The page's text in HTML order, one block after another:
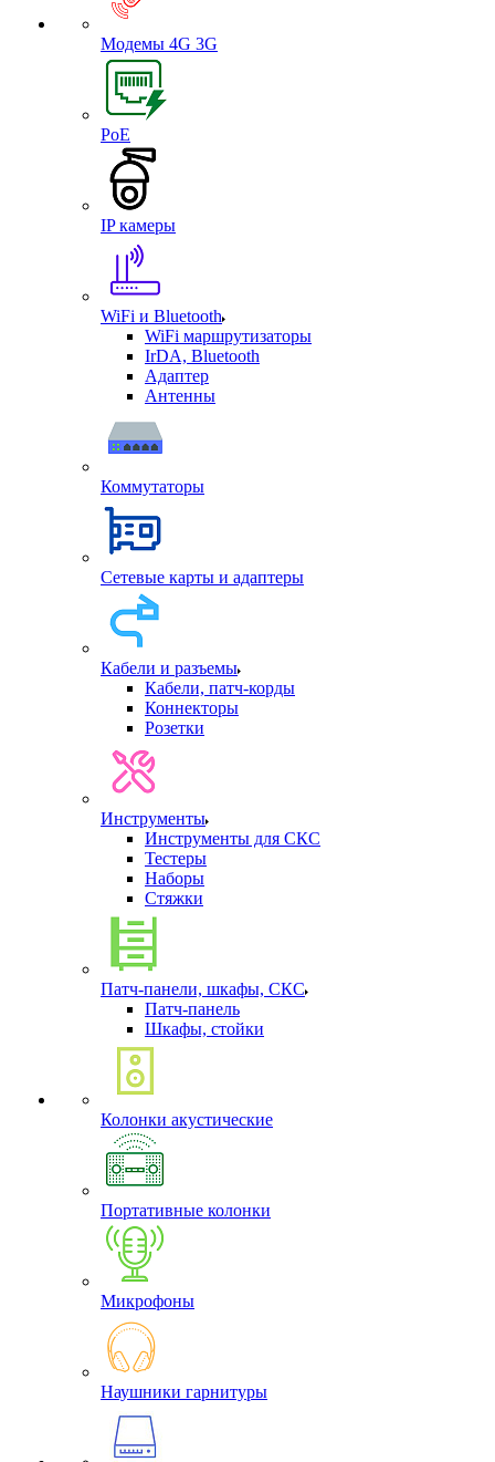
Модемы 4G 3G
PoE
IP камеры
WiFi и Bluetooth
WiFi маршрутизаторы
IrDA, Bluetooth
Адаптер
Антенны
Коммутаторы
Сетевые карты и адаптеры
Кабели и разъемы
Кабели, патч-корды
Коннекторы
Розетки
Инструменты
Инструменты для СКС
Тестеры
Наборы
Стяжки
Патч-панели, шкафы, СКС
Патч-панель
Шкафы, стойки
Колонки акустические
Портативные колонки
Микрофоны
Наушники гарнитуры